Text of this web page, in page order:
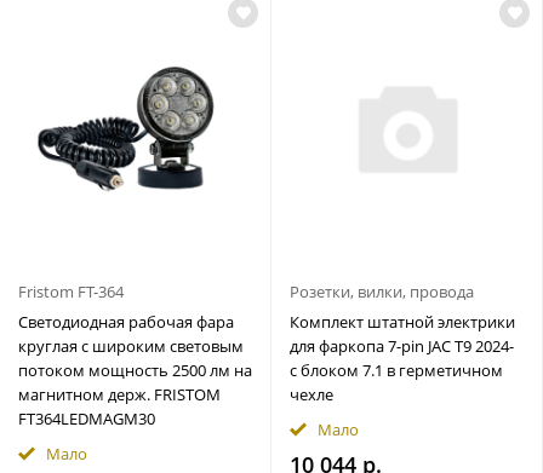
Fristom FT-364
Светодиодная рабочая фара
круглая с широким световым
потоком мощность 2500 лм на
магнитном держ. FRISTOM
FT364LEDMAGM30
Мало
Розетки, вилки, провода
Комплект штатной электрики
для фаркопа 7-pin JAC T9 2024-
с блоком 7.1 в герметичном
чехле
Мало
10 044 р.